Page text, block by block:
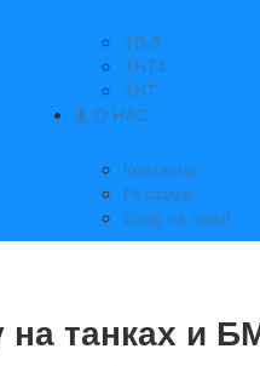
ТВ-3
ТНТ4
ТНТ
О НАС
Контакты
Реклама
Вход на сайт!
танках и